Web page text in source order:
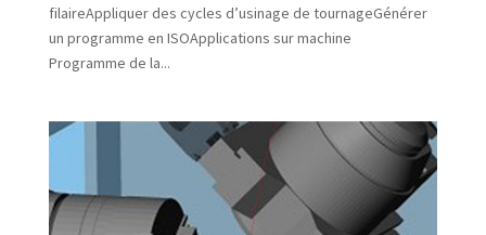
filaireAppliquer des cycles d’usinage de tournageGénérer
un programme en ISOApplications sur machine
Programme de la...